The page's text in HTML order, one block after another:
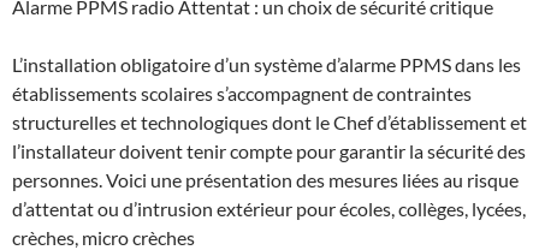
Alarme PPMS radio Attentat : un choix de sécurité critique
L’installation obligatoire d’un système d’alarme PPMS dans les
établissements scolaires s’accompagnent de contraintes
structurelles et technologiques dont le Chef d’établissement et
l’installateur doivent tenir compte pour garantir la sécurité des
personnes. Voici une présentation des mesures liées au risque
d’attentat ou d’intrusion extérieur pour écoles, collèges, lycées,
crèches, micro crèches